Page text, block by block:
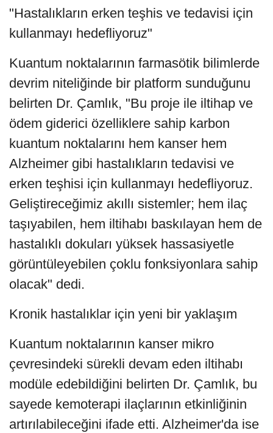
"Hastalıkların erken teşhis ve tedavisi için
kullanmayı hedefliyoruz"
Kuantum noktalarının farmasötik bilimlerde
devrim niteliğinde bir platform sunduğunu
belirten Dr. Çamlık, "Bu proje ile iltihap ve
ödem giderici özelliklere sahip karbon
kuantum noktalarını hem kanser hem
Alzheimer gibi hastalıkların tedavisi ve
erken teşhisi için kullanmayı hedefliyoruz.
Geliştireceğimiz akıllı sistemler; hem ilaç
taşıyabilen, hem iltihabı baskılayan hem de
hastalıklı dokuları yüksek hassasiyetle
görüntüleyebilen çoklu fonksiyonlara sahip
olacak" dedi.
Kronik hastalıklar için yeni bir yaklaşım
Kuantum noktalarının kanser mikro
çevresindeki sürekli devam eden iltihabı
modüle edebildiğini belirten Dr. Çamlık, bu
sayede kemoterapi ilaçlarının etkinliğinin
artırılabileceğini ifade etti. Alzheimer'da ise